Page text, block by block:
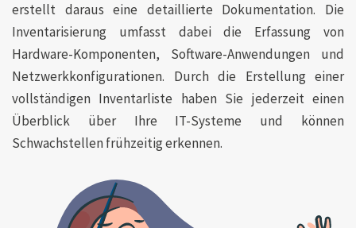
erstellt daraus eine detaillierte Dokumentation. Die
Inventarisierung umfasst dabei die Erfassung von
Hardware-Komponenten, Software-Anwendungen und
Netzwerkkonfigurationen. Durch die Erstellung einer
vollständigen Inventarliste haben Sie jederzeit einen
Überblick über Ihre IT-Systeme und können
Schwachstellen frühzeitig erkennen.